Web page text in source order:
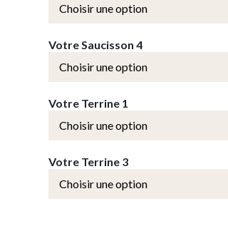
Votre Saucisson 4
Votre Terrine 1
Votre Terrine 3